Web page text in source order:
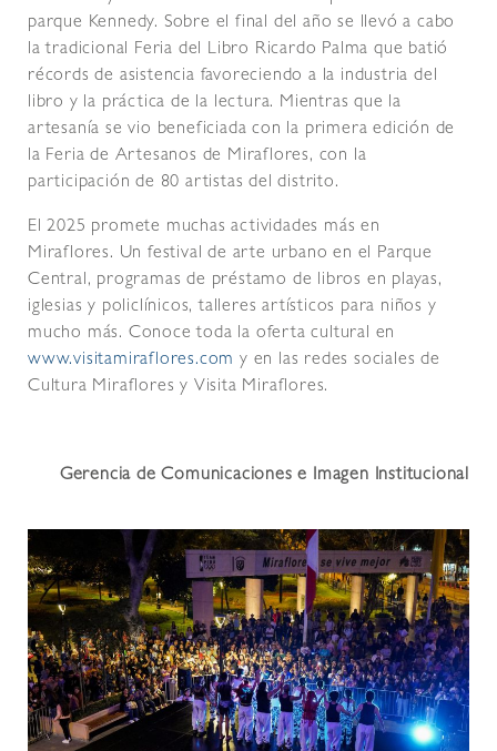
parque Kennedy. Sobre el final del año se llevó a cabo
la tradicional Feria del Libro Ricardo Palma que batió
récords de asistencia favoreciendo a la industria del
libro y la práctica de la lectura. Mientras que la
artesanía se vio beneficiada con la primera edición de
la Feria de Artesanos de Miraflores, con la
participación de 80 artistas del distrito.
El 2025 promete muchas actividades más en
Miraflores. Un festival de arte urbano en el Parque
Central, programas de préstamo de libros en playas,
iglesias y policlínicos, talleres artísticos para niños y
mucho más. Conoce toda la oferta cultural en
www.visitamiraflores.com y en las redes sociales de
Cultura Miraflores y Visita Miraflores.
Gerencia de Comunicaciones e Imagen Institucional